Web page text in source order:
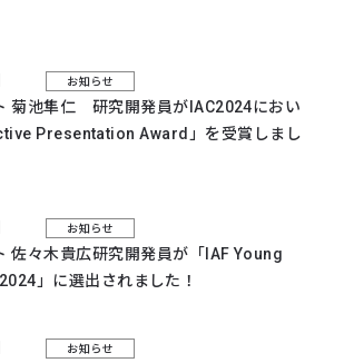
お知らせ
菊池隼仁 研究開発員がIAC2024におい
Presentation Award」を受賞しまし
お知らせ
佐々木貴広研究開発員が「IAF Young
」に選出されました！
お知らせ